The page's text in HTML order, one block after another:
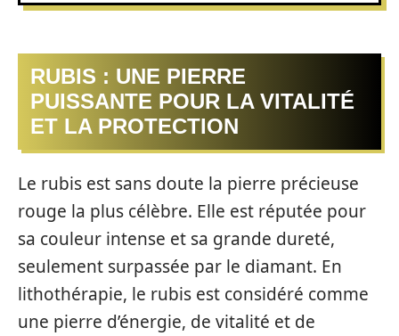
RUBIS : UNE PIERRE
PUISSANTE POUR LA VITALITÉ
ET LA PROTECTION
Le rubis est sans doute la pierre précieuse
rouge la plus célèbre. Elle est réputée pour
sa couleur intense et sa grande dureté,
seulement surpassée par le diamant. En
lithothérapie, le rubis est considéré comme
une pierre d’énergie, de vitalité et de